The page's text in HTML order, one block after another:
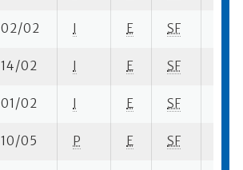
02/02 I E SF
14/02 I E SF
01/02 I E SF
10/05 P E SF